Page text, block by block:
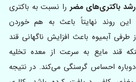
رشد باکتری‌های مضر را نسبت به باکتری
روند نهایتاً باعث به هم خوردن
طرفی آبمیوه باعث افزایش ناگهانی قند
قند مایع به سرعت از معده تخلیه
احساس گرسنگی می‌کند. در نتیجه